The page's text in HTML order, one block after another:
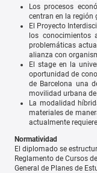
Los procesos
centran en la región
El Proyecto
los conocimientos
problemáticas
alianza con
El stage en la
oportunidad de
de Barcelona una
movilidad urbana
La modalidad
materiales de
actualmente
Normatividad
El diplomado se
Reglamento de Cursos
General de Planes de